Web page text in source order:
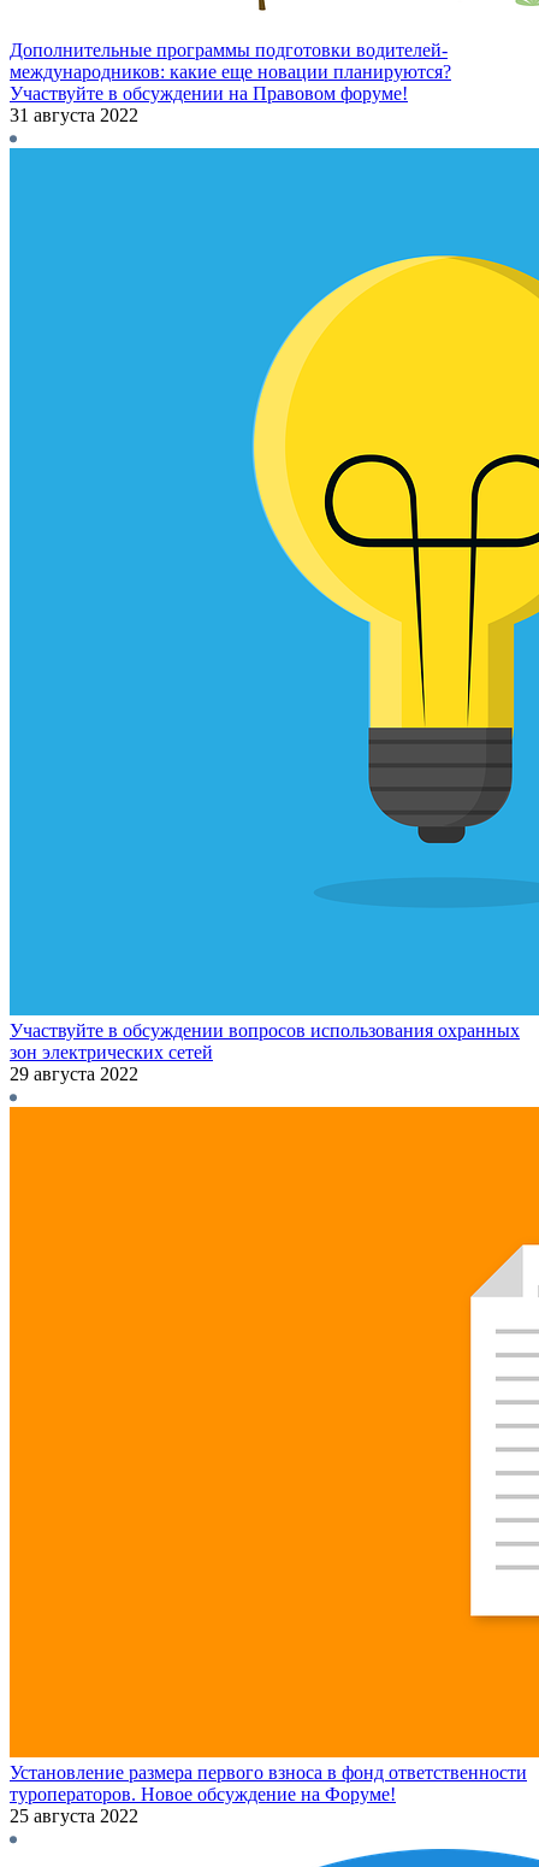
Дополнительные программы подготовки водителей-
международников: какие еще новации планируются?
Участвуйте в обсуждении на Правовом форуме!
31 августа 2022
Участвуйте в обсуждении вопросов использования охранных
зон электрических сетей
29 августа 2022
Установление размера первого взноса в фонд ответственности
туроператоров. Новое обсуждение на Форуме!
25 августа 2022